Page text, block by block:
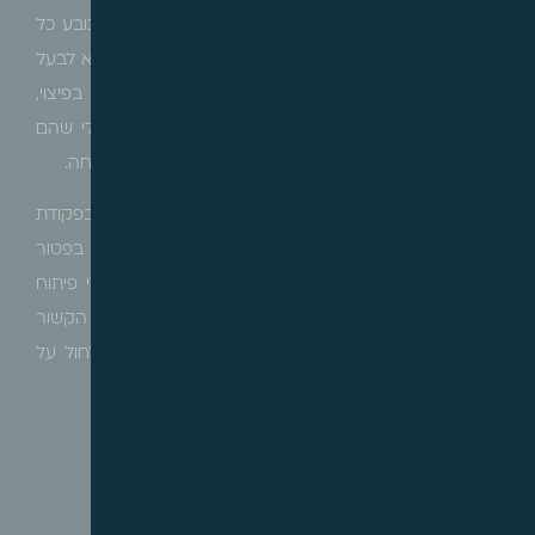
ציבורי לפרטי על שווי השוק של הקרקע, המצב השני נובע כל
כולו מהרצון של הרשות להימנע מתשלום פיצוי ישיר ומלא לבעל
הקרקע ובאמצעות מתן זכויות בניה מוגדלות, נושאים בפיצוי,
הלכה למעשה, כל בעלי הקרקע בתחום התכנית, מבלי שהם
עצמם יוכלו בעתיד להביא בחשבון עלות זו בשומת ההשבחה.
בדומה להסדרה החוקית שנעשתה לפני מספר שנים בפקודת
העיריות, בכל הקשור לביצוע עבודות פיתוח על ידי יזם בפטור
ממכרז תוך עיגון זכות קיזוז ההוצאות בהן נשא מהיטלי פיתוח
והיטל השבחה בהן הוא חב, כך ראוי לעשות גם בכל הקשור
לעלויות ביצוע מטלות ציבוריות, שלכל הדעות אמורות לחול על